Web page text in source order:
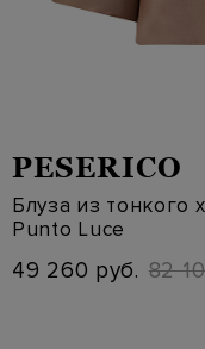
PESERICO
Блуза из тонкого
Punto Luce
49 260 руб. 82